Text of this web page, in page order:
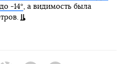
-14°, а видимость была